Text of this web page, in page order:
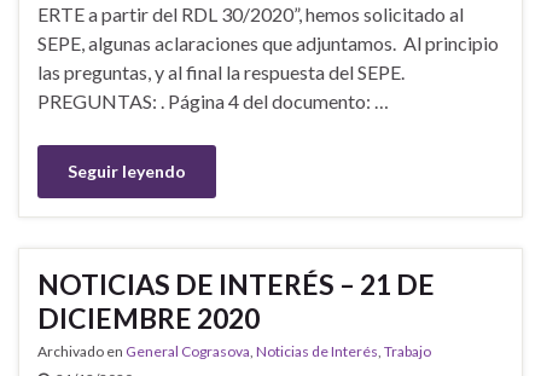
ERTE a partir del RDL 30/2020”, hemos solicitado al
SEPE, algunas aclaraciones que adjuntamos. Al principio
las preguntas, y al final la respuesta del SEPE.
PREGUNTAS: . Página 4 del documento: …
Seguir leyendo
NOTICIAS DE INTERÉS – 21 DE
DICIEMBRE 2020
Archivado en General Cograsova Noticias de Interés Trabajo